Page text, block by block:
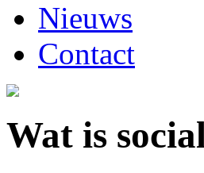
Nieuws
Contact
Wat is